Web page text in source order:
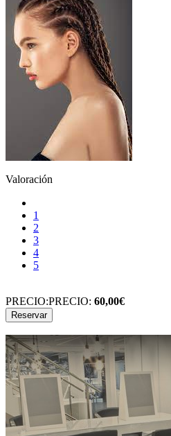
Valoración
1
2
3
4
5
PRECIO:PRECIO: 60,00€